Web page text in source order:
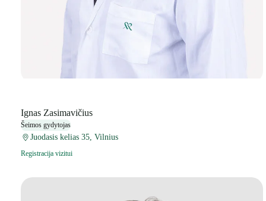
Ignas Zasimavičius
Šeimos gydytojas
Juodasis kelias 35, Vilnius
Registracija vizitui